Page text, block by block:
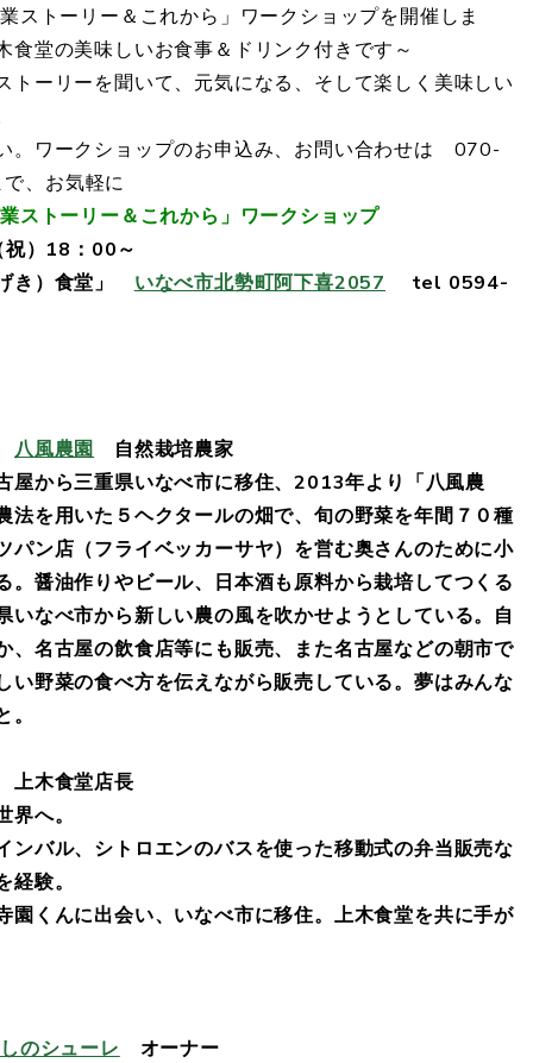
ストーリー＆これから」ワークショップを開催しま
堂の美味しいお食事＆ドリンク付きです～
トーリーを聞いて、元気になる、そして楽しく美味しい
。ワークショップのお申込み、お問い合わせは 070-
、お気軽に
ストーリー＆これから」ワークショップ
）18：00～
き）食堂」 いなべ市北勢町阿下喜2057 tel 0594-
八風農園
自然栽培農家
屋から三重県いなべ市に移住、2013年より「八風農
法を用いた５ヘクタールの畑で、旬の野菜を年間７０種
パン店（フライベッカーサヤ）を営む奥さんのために小
。醤油作りやビール、日本酒も原料から栽培してつくる
いなべ市から新しい農の風を吹かせようとしている。自
、名古屋の飲食店等にも販売、また名古屋などの朝市で
い野菜の食べ方を伝えながら販売している。夢はみんな
食堂店長
へ。
ンバル、シトロエンのバスを使った移動式の弁当販売な
験。
園くんに出会い、いなべ市に移住。上木食堂を共に手が
のシューレ オーナー